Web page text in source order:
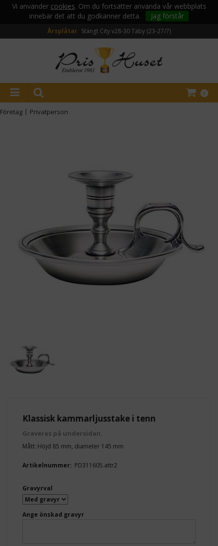
Vi använder cookies. Om du fortsätter använda vår webbplats
innebär det att du godkänner detta.
Jag förstår
Årsplåtar Stängt City v28-30Täby (23-27/7)
0
Företag | Privatperson
Klassisk kammarljusstake i tenn
Graveras på undersidan.
Mått: Höjd 85 mm, diameter 145 mm
Artikelnummer: PD311605.attr2
Gravyrval
Ange önskad gravyr